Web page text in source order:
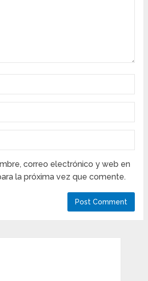
correo electrónico y web en
la próxima vez que comente.